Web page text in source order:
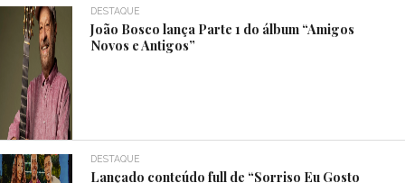
DESTAQUE
João Bosco lança Parte 1 do álbum “Amigos
Novos e Antigos”
DESTAQUE
Lançado conteúdo full de “Sorriso Eu Gosto